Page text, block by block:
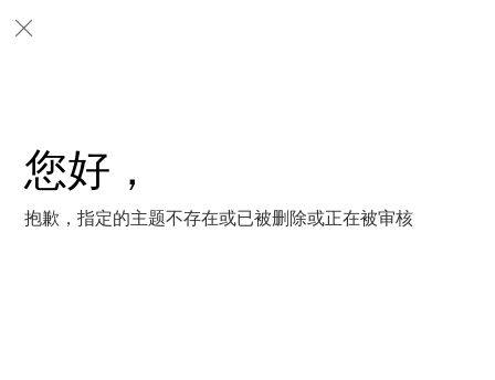
您好，
抱歉，指定的主题不存在或已被删除或正在被审核